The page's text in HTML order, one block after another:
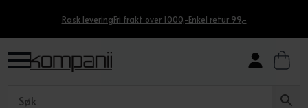
Rask leveringFri frakt over 1000,-Enkel retur 99,-